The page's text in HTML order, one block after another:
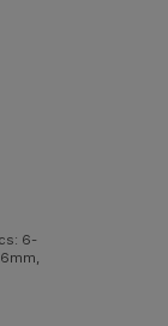
6-